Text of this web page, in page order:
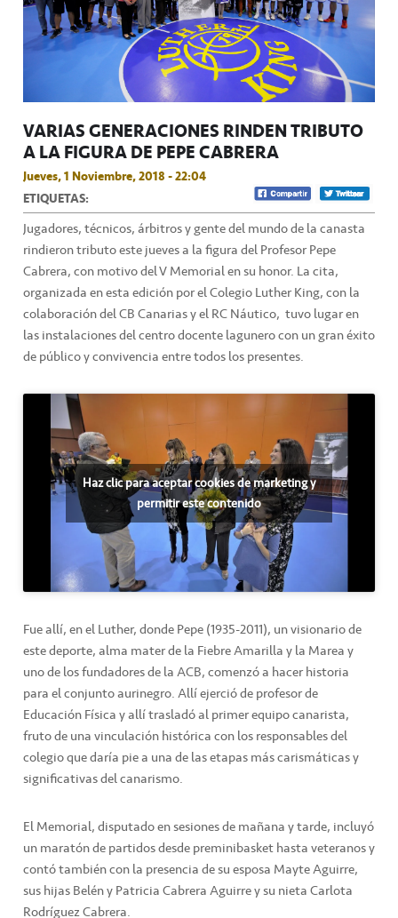
VARIAS GENERACIONES RINDEN TRIBUTO
A LA FIGURA DE PEPE CABRERA
Jueves, 1 Noviembre, 2018 - 22:04
ETIQUETAS:
Jugadores, técnicos, árbitros y gente del mundo de la canasta
rindieron tributo este jueves a la figura del Profesor Pepe
Cabrera, con motivo del V Memorial en su honor. La cita,
organizada en esta edición por el Colegio Luther King, con la
colaboración del CB Canarias y el RC Náutico, tuvo lugar en
las instalaciones del centro docente lagunero con un gran éxito
de público y convivencia entre todos los presentes.
Haz clic para aceptar cookies de marketing y
permitir este contenido
Fue allí, en el Luther, donde Pepe (1935-2011), un visionario de
este deporte, alma mater de la Fiebre Amarilla y la Marea y
uno de los fundadores de la ACB, comenzó a hacer historia
para el conjunto aurinegro. Allí ejerció de profesor de
Educación Física y allí trasladó al primer equipo canarista,
fruto de una vinculación histórica con los responsables del
colegio que daría pie a una de las etapas más carismáticas y
significativas del canarismo.
El Memorial, disputado en sesiones de mañana y tarde, incluyó
un maratón de partidos desde preminibasket hasta veteranos y
contó también con la presencia de su esposa Mayte Aguirre,
sus hijas Belén y Patricia Cabrera Aguirre y su nieta Carlota
Rodríguez Cabrera.